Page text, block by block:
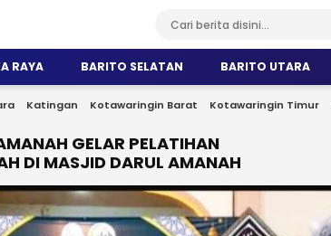
RAYA BARITO SELATAN BARITO UTARA
Katingan Kotawaringin Barat Kotawaringin Timur
GELAR PELATIHAN
DI MASJID DARUL AMANAH